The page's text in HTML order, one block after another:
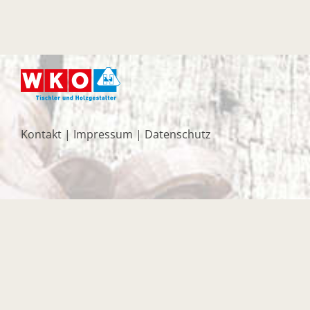
Kontakt | Impressum | Datenschutz